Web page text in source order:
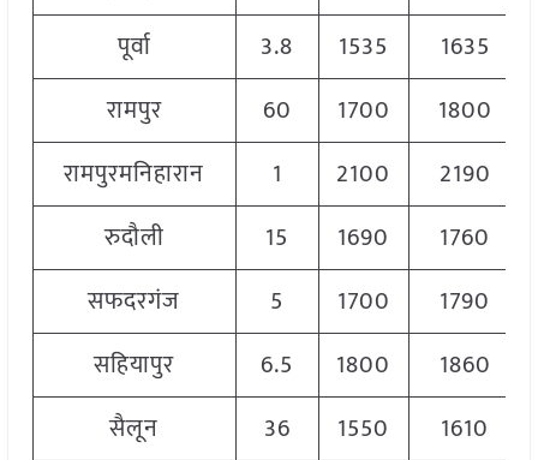
पूर्वा
3.8 1535
1635
रामपुर
60 1700 1800
रामपुरमनिहारान
1 2100 2190
रुदौली
15 1690 1760
सफदरगंज
5 1700 1790
सहियापुर
6.5 1800 1860
सैलून
36 1550 1610